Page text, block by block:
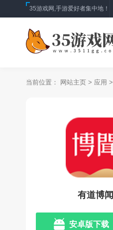
35游戏网,手游爱好者集中地！
当前位置： 网站主页 > 应用 >
有道博闻
安卓版下载